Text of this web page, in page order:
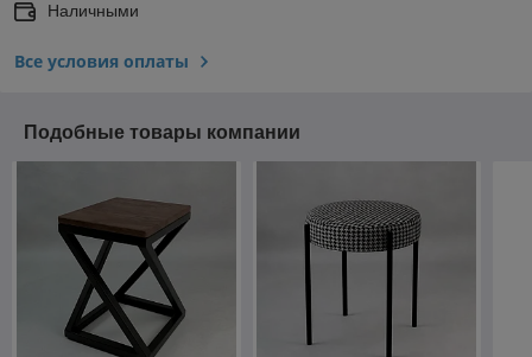
Наличными
Все условия оплаты
Подобные товары компании